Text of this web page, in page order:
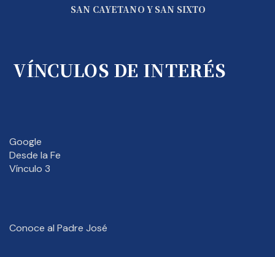
SAN CAYETANO Y SAN SIXTO
VÍNCULOS DE INTERÉS
Google
Desde la Fe
Vínculo 3
Conoce al Padre José